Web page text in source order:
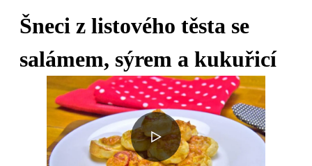
Šneci z listového těsta se
salámem, sýrem a kukuřicí